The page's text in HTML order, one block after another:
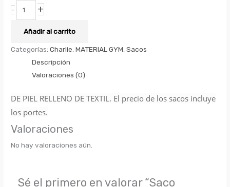
- +
Añadir al carrito
Categorías:Charlie,MATERIAL GYM,Sacos
Descripción
Valoraciones (0)
DE PIEL RELLENO DE TEXTIL. El precio de los sacos incluye
los portes.
Valoraciones
No hay valoraciones aún.
Sé el primero en valorar “Saco